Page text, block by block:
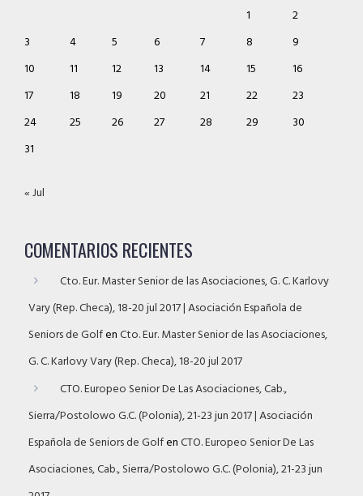
1
2
3
4 5 6 7 8
9
10
11 12 13 14 15
16
17
18 19 20 21 22
23
24
25 26 27 28 29
30
31
« Jul
COMENTARIOS RECIENTES
Cto. Eur. Master Senior de las Asociaciones, G. C. Karlovy
Vary (Rep. Checa), 18-20 jul 2017 | Asociación Española de
Seniors de GolfenCto. Eur. Master Senior de las Asociaciones,
G. C. Karlovy Vary (Rep. Checa), 18-20 jul 2017
CTO. Europeo Senior De Las Asociaciones, Cab.,
Sierra/Postolowo G.C. (Polonia), 21-23 jun 2017 | Asociación
Española de Seniors de GolfenCTO. Europeo Senior De Las
Asociaciones, Cab., Sierra/Postolowo G.C. (Polonia), 21-23 jun